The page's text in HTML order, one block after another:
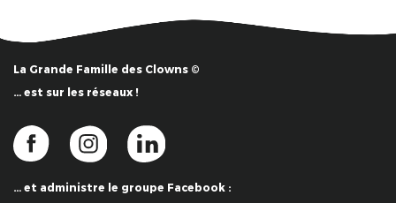
La Grande Famille des Clowns ©
… est sur les réseaux !
… et administre le groupe Facebook :